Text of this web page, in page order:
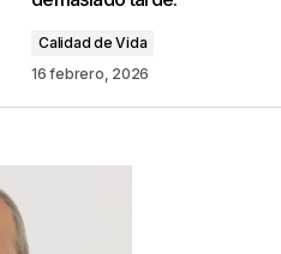
Calidad de Vida
16 febrero, 2026